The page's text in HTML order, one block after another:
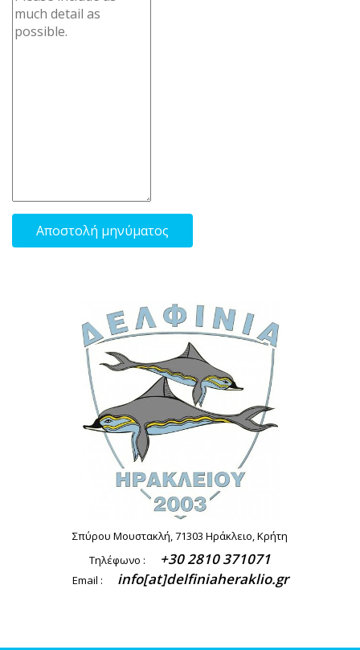
Αποστολή μηνύματος
Σπύρου Μουστακλή, 71303 Ηράκλειο, Κρήτη
Τηλέφωνο :
+30 2810 371071
Email : info[at]delfiniaheraklio.gr